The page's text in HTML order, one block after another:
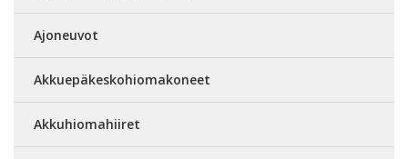
Ajoneuvot
Akkuepäkeskohiomakoneet
Akkuhiomahiiret